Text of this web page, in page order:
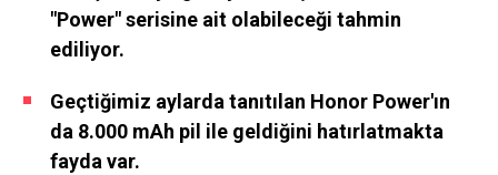
"Power" serisine ait olabileceği tahmin
ediliyor.
Geçtiğimiz aylarda tanıtılan Honor Power'ın
da 8.000 mAh pil ile geldiğini hatırlatmakta
fayda var.